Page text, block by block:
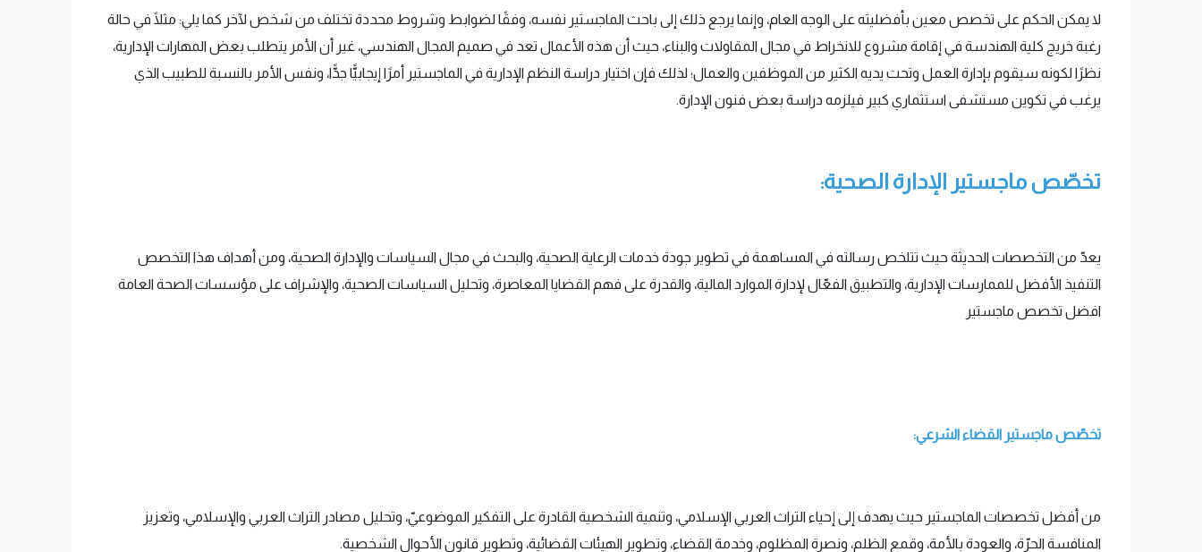
لا يمكن الحكم على تخصص معين بأفضليته على الوجه العام، وإنما يرجع ذلك إلى باحث الماجستير نفسه، وفقًا لضوابط وشروط محددة تختلف من شخص لآخر كما يلي: مثلًا في حالة
رغبة خريج كلية الهندسة في إقامة مشروع للانخراط في مجال المقاولات والبناء، حيث أن هذه الأعمال تعد في صميم المجال الهندسي، غير أن الأمر يتطلب بعض المهارات الإدارية،
نظرًا لكونه سيقوم بإدارة العمل وتحت يديه الكثير من الموظفين والعمال؛ لذلك فإن اختيار دراسة النظم الإدارية في الماجستير أمرًا إيجابيًّا جدًّا، ونفس الأمر بالنسبة للطبيب الذي
يرغب في تكوين مستشفى استثماري كبير فيلزمه دراسة بعض فنون الإدارة.
تخصّص ماجستير الإدارة الصحية:
يعدّ من التخصصات الحديثة حيث تتلخص رسالته في المساهمة في تطوير جودة خدمات الرعاية الصحية، والبحث في مجال السياسات والإدارة الصحية، ومن أهداف هذا التخصص
التنفيذ الأفضل للممارسات الإدارية، والتطبيق الفعّال لإدارة الموارد المالية، والقدرة على فهم القضايا المعاصرة، وتحليل السياسات الصحية، والإشراف على مؤسسات الصحة العامة
افضل تخصص ماجستير
تخصّص ماجستير القضاء الشرعي:
من أفضل تخصصات الماجستير حيث يهدف إلى إحياء التراث العربي الإسلامي، وتنمية الشخصية القادرة على التفكير الموضوعيّ، وتحليل مصادر التراث العربي والإسلامي، وتعزيز
المنافسة الحرّة، والعودة بالأمة، وقمع الظلم، ونصرة المظلوم، وخدمة القضاء، وتطوير الهيئات القضائية، وتطوير قانون الأحوال الشخصية.